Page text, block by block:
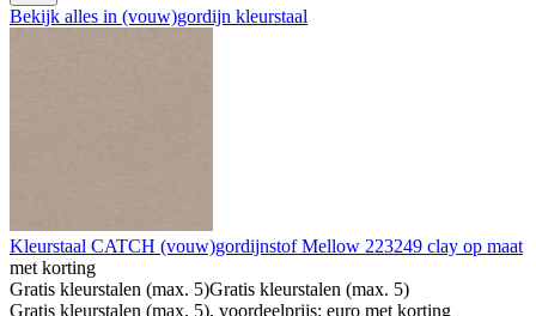
Bekijk alles in (vouw)gordijn kleurstaal
Kleurstaal CATCH (vouw)gordijnstof Mellow 223249 clay op maat
met korting
Gratis kleurstalen (max. 5)Gratis kleurstalen (max. 5)
Gratis kleurstalen (max. 5), voordeelprijs: euro met korting